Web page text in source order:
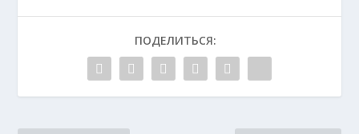
ПОДЕЛИТЬСЯ: